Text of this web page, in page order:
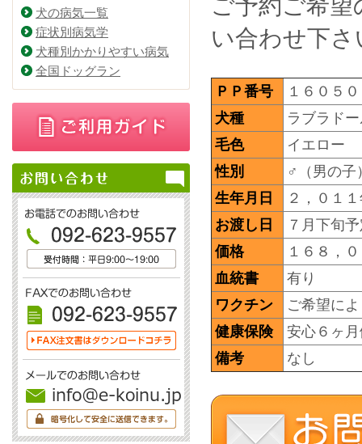
ご予約ご希
い合わせ下さ
ＰＰ番号
１６０５
犬種
ラブラド
毛色
イエロー
性別
♂（男の子
生年月日
２，０１
お渡し日
７月下旬
価格
１６８，
血統書
有り
ワクチン
ご希望に
健康保険
安心６ヶ
備考
なし
犬の病気一覧
症状別病気学
犬種別かかりやすい病気
全国ドッグラン